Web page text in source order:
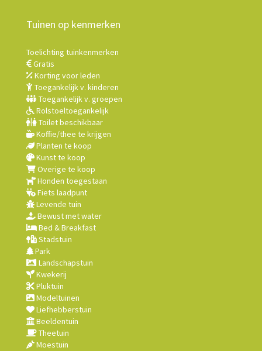
Tuinen op kenmerken
Toelichting tuinkenmerken
Gratis
Korting voor leden
Toegankelijk v. kinderen
Toegankelijk v. groepen
Rolstoeltoegankelijk
Toilet beschikbaar
Koffie/thee te krijgen
Planten te koop
Kunst te koop
Overige te koop
Honden toegestaan
Fiets laadpunt
Levende tuin
Bewust met water
Bed & Breakfast
Stadstuin
Park
Landschapstuin
Kwekerij
Pluktuin
Modeltuinen
Liefhebberstuin
Beeldentuin
Theetuin
Moestuin